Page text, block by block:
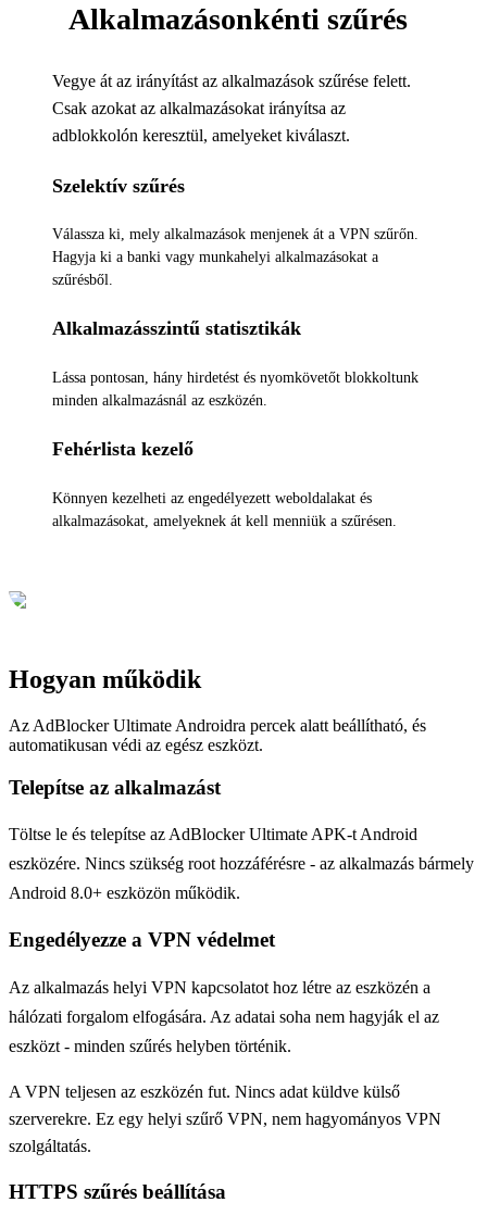
Alkalmazásonkénti szűrés
Vegye át az irányítást az alkalmazások szűrése felett.
Csak azokat az alkalmazásokat irányítsa az
adblokkolón keresztül, amelyeket kiválaszt.
Szelektív szűrés
Válassza ki, mely alkalmazások menjenek át a VPN szűrőn.
Hagyja ki a banki vagy munkahelyi alkalmazásokat a
szűrésből.
Alkalmazásszintű statisztikák
Lássa pontosan, hány hirdetést és nyomkövetőt blokkoltunk
minden alkalmazásnál az eszközén.
Fehérlista kezelő
Könnyen kezelheti az engedélyezett weboldalakat és
alkalmazásokat, amelyeknek át kell menniük a szűrésen.
Hogyan működik
Az AdBlocker Ultimate Androidra percek alatt beállítható, és
automatikusan védi az egész eszközt.
Telepítse az alkalmazást
Töltse le és telepítse az AdBlocker Ultimate APK-t Android
eszközére. Nincs szükség root hozzáférésre - az alkalmazás bármely
Android 8.0+ eszközön működik.
Engedélyezze a VPN védelmet
Az alkalmazás helyi VPN kapcsolatot hoz létre az eszközén a
hálózati forgalom elfogására. Az adatai soha nem hagyják el az
eszközt - minden szűrés helyben történik.
A VPN teljesen az eszközén fut. Nincs adat küldve külső
szerverekre. Ez egy helyi szűrő VPN, nem hagyományos VPN
szolgáltatás.
HTTPS szűrés beállítása